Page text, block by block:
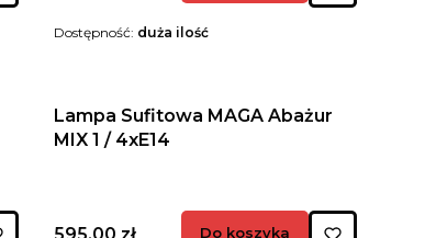
Dostępność: duża ilość
Lampa Sufitowa MAGA Abażur
MIX 1 / 4xE14
Cena Do koszyka